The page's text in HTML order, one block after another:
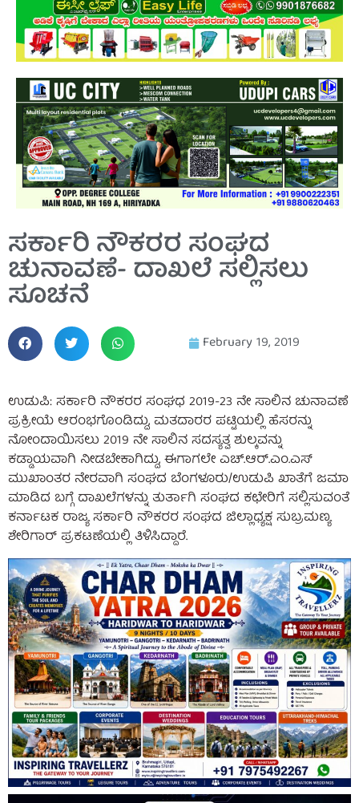
ಸರ್ಕಾರಿ ನೌಕರರ ಸಂಘದ
ಚುನಾವಣೆ- ದಾಖಲೆ ಸಲ್ಲಿಸಲು
ಸೂಚನೆ
February 19, 2019
ಉಡುಪಿ: ಸರ್ಕಾರಿ ನೌಕರರ ಸಂಘಧ 2019-23 ನೇ ಸಾಲಿನ ಚುನಾವಣೆ
ಪ್ರಕ್ರೀಯೆ ಆರಂಭಗೊಂಡಿದ್ದು, ಮತದಾರರ ಪಟ್ಟಿಯಲ್ಲಿ ಹೆಸರನ್ನು
ನೋಂದಾಯಿಸಲು 2019 ನೇ ಸಾಲಿನ ಸದಸ್ಯತ್ವ ಶುಲ್ಕವನ್ನು
ಕಡ್ಡಾಯವಾಗಿ ನೀಡಬೇಕಾಗಿದ್ದು, ಈಗಾಗಲೇ ಎಚ್.ಆರ್.ಎಂ.ಎಸ್
ಮುಖಾಂತರ ನೇರವಾಗಿ ಸಂಘದ ಬೆಂಗಳೂರು/ಉಡುಪಿ ಖಾತೆಗೆ ಜಮಾ
ಮಾಡಿದ ಬಗ್ಗೆ ದಾಖಲೆಗಳನ್ನು ತುರ್ತಾಗಿ ಸಂಘದ ಕಛೇರಿಗೆ ಸಲ್ಲಿಸುವಂತೆ
ಕರ್ನಾಟಕ ರಾಜ್ಯ ಸರ್ಕಾರಿ ನೌಕರರ ಸಂಘದ ಜಿಲ್ಲಾಧ್ಯಕ್ಷ ಸುಬ್ರಮಣ್ಯ
ಶೇರಿಗಾರ್ ಪ್ರಕಟಣೆಯಲ್ಲಿ ತಿಳಿಸಿದ್ದಾರೆ.